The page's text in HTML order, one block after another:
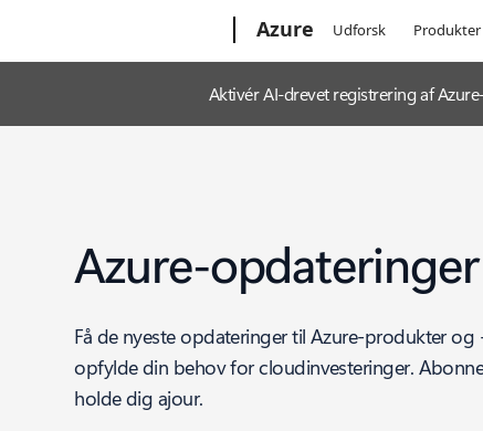
Azure Udforsk Produkter
Aktivér AI-drevet registrering af
Azure-opdateringer
Få de nyeste opdateringer til Azure-produkter og
opfylde din behov for cloudinvesteringer.
holde dig ajour.